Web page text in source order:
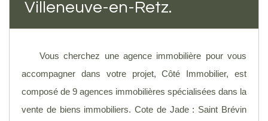
Villeneuve-en-Retz.
Vous cherchez une agence immobilière pour vous
accompagner dans votre projet, Côté Immobilier, est
composé de 9 agences immobilières spécialisées dans la
vente de biens immobiliers. Cote de Jade : Saint Brévin